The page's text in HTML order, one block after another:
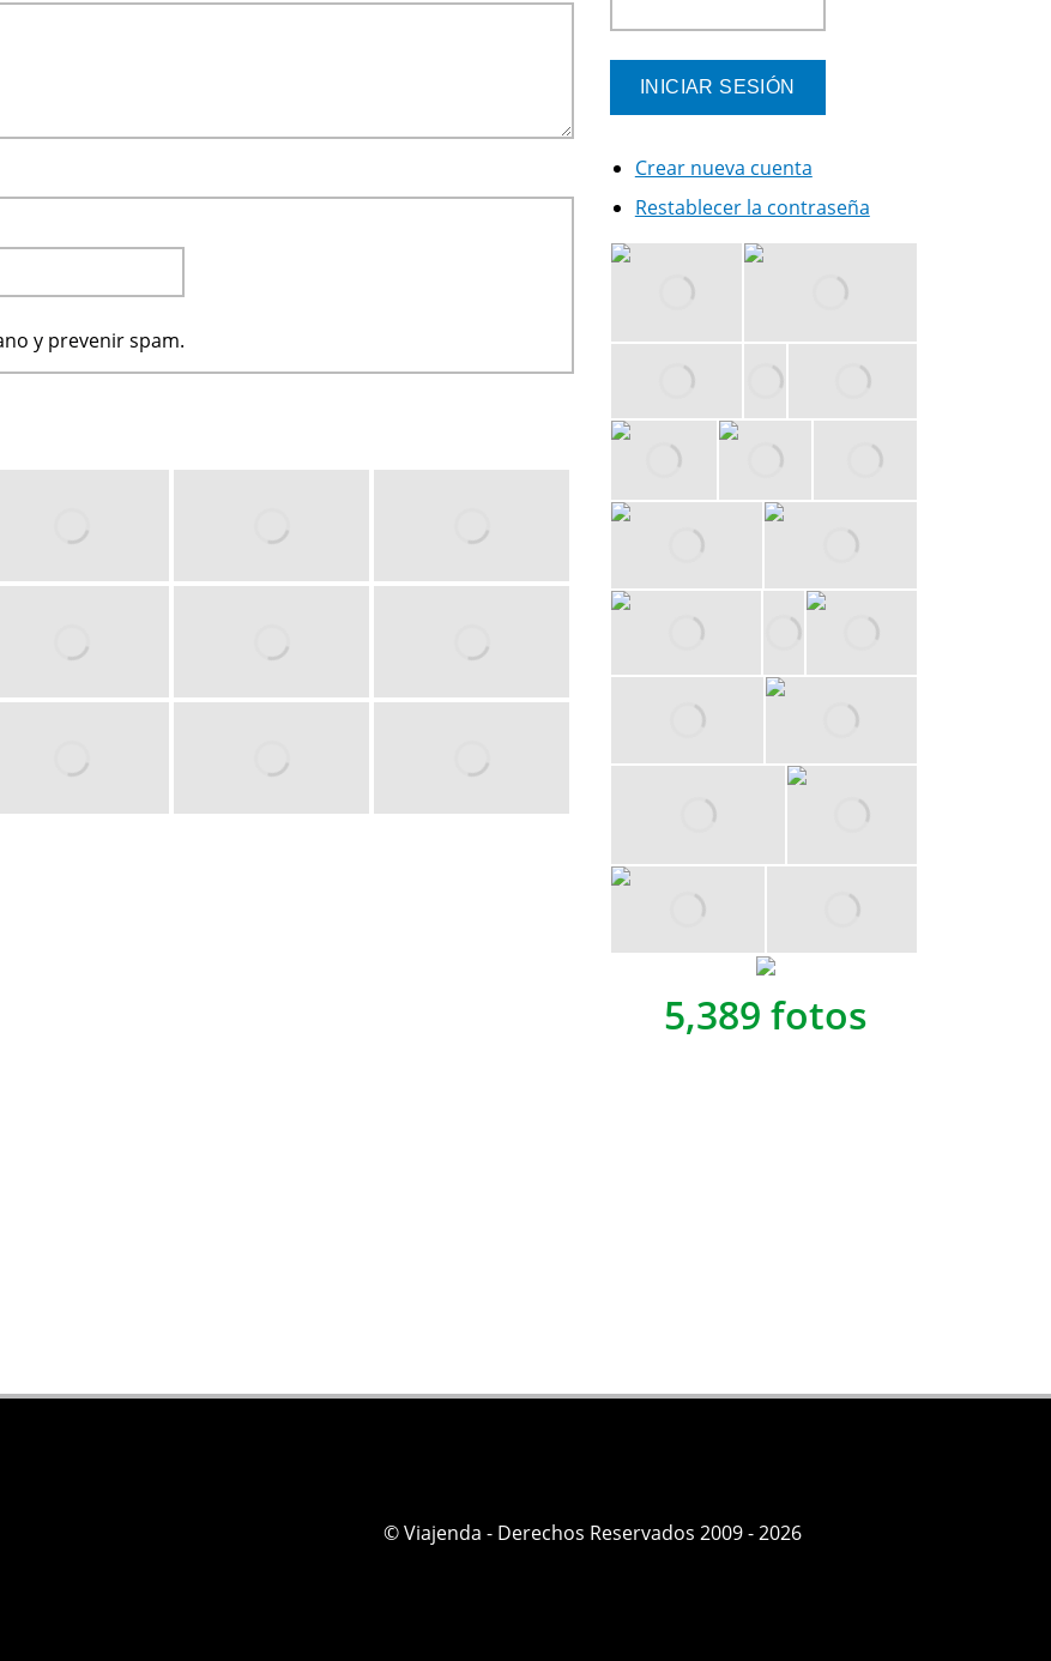
y prevenir spam.
Crear nueva cuenta
Restablecer la contraseña
5,389 fotos
© Viajenda - Derechos Reservados 2009 - 2026